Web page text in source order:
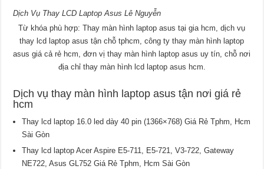
Dịch Vụ Thay LCD Laptop Asus Lê Nguyễn
Từ khóa phù hợp: Thay màn hình laptop asus tại gia hcm, dịch vụ
thay lcd laptop asus tận chỗ tphcm, công ty thay màn hình laptop
asus giá cả rẻ hcm, đơn vị thay màn hình laptop asus uy tín, chỗ nơi
địa chỉ thay màn hình lcd laptop asus hcm.
Dịch vụ thay màn hình laptop asus tận nơi giá rẻ
hcm
Thay lcd laptop 16.0 led dày 40 pin (1366×768) Giá Rẻ Tphm, Hcm
Sài Gòn
Thay lcd laptop Acer Aspire E5-711, E5-721, V3-722, Gateway
NE722, Asus GL752 Giá Rẻ Tphm, Hcm Sài Gòn